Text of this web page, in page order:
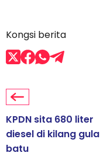
Kongsi berita
KPDN sita 680 liter
diesel di kilang gula
batu